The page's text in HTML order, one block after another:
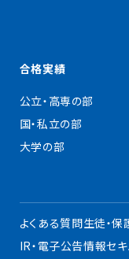
合格実績
公立・高専の部
国・私立の部
大学の部
よくある質問生徒・
IR・電子公告情報セ